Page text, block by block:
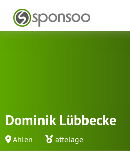
Dominik Lübbecke
Ahlen attelage